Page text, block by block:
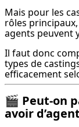
Mais pour les
rôles
agents peuvent
Il faut donc
types de
efficacement
🎬 Peut-on
avoir